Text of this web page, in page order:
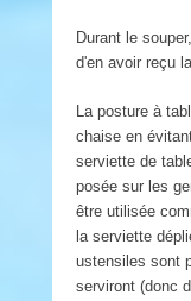
Durant le
d'en avoir reçu
La posture à
chaise en
serviette de
posée sur les
être utilisée
la serviette
ustensiles sont
serviront (donc